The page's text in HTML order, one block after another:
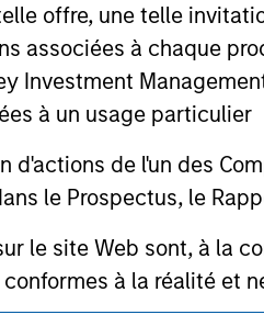
offre, une telle
associées à chaque
Investment
à un usage particulier
d'actions de l'un des
le Prospectus, le
le site Web sont, à la
à la réalité et
aucune
Morgan Stanley
Morgan Stanley Careers